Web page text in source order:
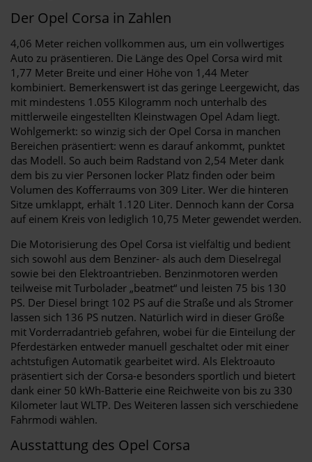
Der Opel Corsa in Zahlen
4,06 Meter reichen vollkommen aus, um ein vollwertiges
Auto zu präsentieren. Die Länge des Opel Corsa wird mit
1,77 Meter Breite und einer Höhe von 1,44 Meter
kombiniert. Bemerkenswert ist das geringe Leergewicht, das
mit mindestens 1.055 Kilogramm noch unterhalb des
mittlerweile eingestellten Kleinstwagen Opel Adam liegt.
Wohlgemerkt: so winzig sich der Opel Corsa in manchen
Bereichen präsentiert: wenn es darauf ankommt, punktet
das Modell. So auch beim Radstand von 2,54 Meter dank
dem bis zu vier Personen locker Platz finden oder beim
Volumen des Kofferraums von 309 Liter. Wer die hinteren
Sitze umklappt, erhält 1.120 Liter. Dennoch kann der Corsa
auf einem Kreis von lediglich 10,75 Meter gewendet werden.
Die Motorisierung des Opel Corsa ist vielfältig und bedient
sich sowohl aus dem Benziner- als auch dem Dieselregal
sowie bei den Elektroantrieben. Benzinmotoren werden
teilweise mit Turbolader „beatmet“ und leisten 75 bis 130
PS. Der Diesel bringt 102 PS auf die Straße und als Stromer
lassen sich 136 PS nutzen. Natürlich wird in dieser Größe
mit Vorderradantrieb gefahren, wobei für die Einteilung der
Pferdestärken entweder manuell geschaltet oder mit einer
achtstufigen Automatik gearbeitet wird. Als Elektroauto
präsentiert sich der Corsa-e besonders sportlich und bietert
dank einer 50 kWh-Batterie eine Reichweite von bis zu 330
Kilometer laut WLTP. Des Weiteren lassen sich verschiedene
Fahrmodi wählen.
Ausstattung des Opel Corsa